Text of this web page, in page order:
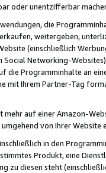
oder unentzifferbar
die
weitergeben,
(einschließlich
Networking-
die Programminhalte an
mit Ihrem Partner-Tag
mehr auf einer Amazon-
von Ihrer
in den
Produkt, eine
zu diesen steht